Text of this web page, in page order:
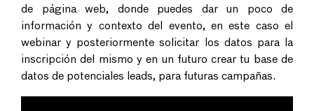
de página web, donde puedes dar un poco de
información y contexto del evento, en este caso el
webinar y posteriormente solicitar los datos para la
inscripción del mismo y en un futuro crear tu base de
datos de potenciales leads, para futuras campañas.